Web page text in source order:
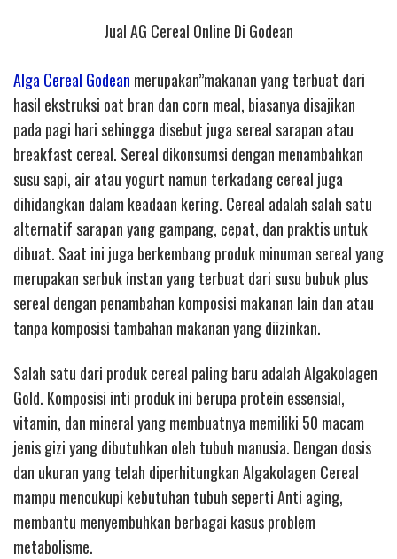
Jual AG Cereal Online Di Godean
Alga Cereal Godean merupakan”makanan yang terbuat dari
hasil ekstruksi oat bran dan corn meal, biasanya disajikan
pada pagi hari sehingga disebut juga sereal sarapan atau
breakfast cereal. Sereal dikonsumsi dengan menambahkan
susu sapi, air atau yogurt namun terkadang cereal juga
dihidangkan dalam keadaan kering. Cereal adalah salah satu
alternatif sarapan yang gampang, cepat, dan praktis untuk
dibuat. Saat ini juga berkembang produk minuman sereal yang
merupakan serbuk instan yang terbuat dari susu bubuk plus
sereal dengan penambahan komposisi makanan lain dan atau
tanpa komposisi tambahan makanan yang diizinkan.
Salah satu dari produk cereal paling baru adalah Algakolagen
Gold. Komposisi inti produk ini berupa protein essensial,
vitamin, dan mineral yang membuatnya memiliki 50 macam
jenis gizi yang dibutuhkan oleh tubuh manusia. Dengan dosis
dan ukuran yang telah diperhitungkan Algakolagen Cereal
mampu mencukupi kebutuhan tubuh seperti Anti aging,
membantu menyembuhkan berbagai kasus problem
metabolisme.